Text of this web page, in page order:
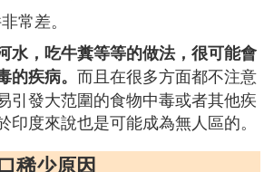
常差。
水，吃牛糞等等的做法，很可能會
的疾病。 而且在很多方面都不注意
引發大范圍的食物中毒或者其他疾
印度來說也是可能成為無人區的。
稀少原因